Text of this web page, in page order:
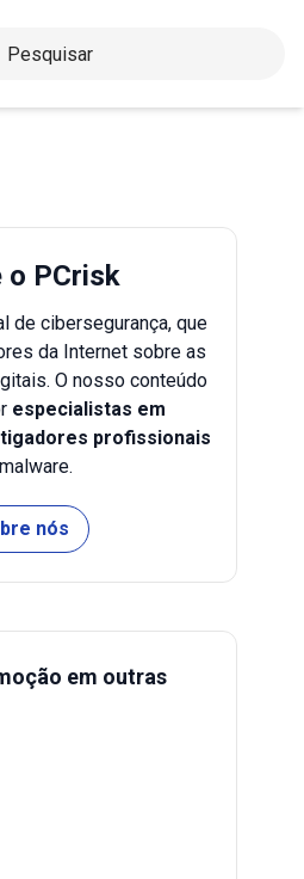
o PCrisk
de cibersegurança, que
da Internet sobre as
O nosso conteúdo
especialistas em
profissionais
nós
em outras